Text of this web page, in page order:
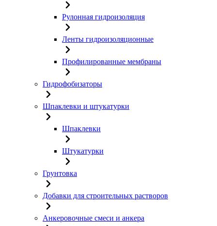
Рулонная гидроизоляция
Ленты гидроизоляционные
Профилированные мембраны
Гидрофобизаторы
Шпаклевки и штукатурки
Шпаклевки
Штукатурки
Грунтовка
Добавки для строительных растворов
Анкеровочные смеси и анкера